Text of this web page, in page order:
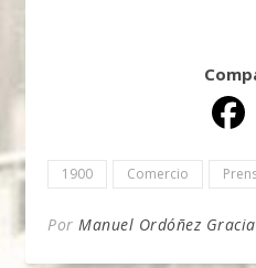
1900 Comercio
Por Manuel Ordóñez Gracia